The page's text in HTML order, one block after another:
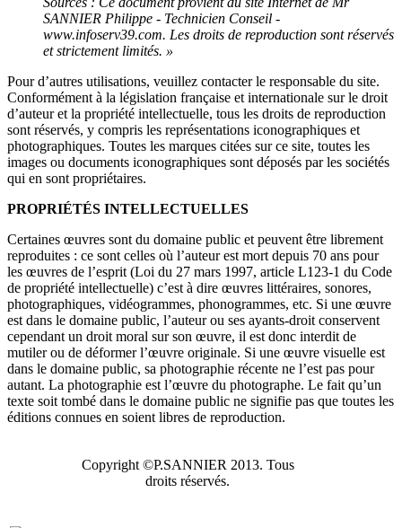
SANNIER Philippe - Technicien Conseil -
www.infoserv39.com. Les droits de reproduction sont réservés
et strictement limités. »
Pour d’autres utilisations, veuillez contacter le responsable du site.
Conformément à la législation française et internationale sur le droit
d’auteur et la propriété intellectuelle, tous les droits de reproduction
sont réservés, y compris les représentations iconographiques et
photographiques. Toutes les marques citées sur ce site, toutes les
images ou documents iconographiques sont déposés par les sociétés
qui en sont propriétaires.
PROPRIÉTÉS INTELLECTUELLES
Certaines œuvres sont du domaine public et peuvent être librement
reproduites : ce sont celles où l’auteur est mort depuis 70 ans pour
les œuvres de l’esprit (Loi du 27 mars 1997, article L123-1 du Code
de propriété intellectuelle) c’est à dire œuvres littéraires, sonores,
photographiques, vidéogrammes, phonogrammes, etc. Si une œuvre
est dans le domaine public, l’auteur ou ses ayants-droit conservent
cependant un droit moral sur son œuvre, il est donc interdit de
mutiler ou de déformer l’œuvre originale. Si une œuvre visuelle est
dans le domaine public, sa photographie récente ne l’est pas pour
autant. La photographie est l’œuvre du photographe. Le fait qu’un
texte soit tombé dans le domaine public ne signifie pas que toutes les
éditions connues en soient libres de reproduction.
Copyright ©P.SANNIER 2013. Tous
droits réservés.